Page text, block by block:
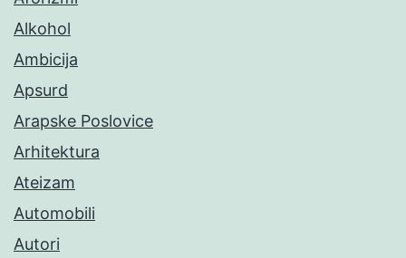
Alkohol
Ambicija
Apsurd
Arapske Poslovice
Arhitektura
Ateizam
Automobili
Autori